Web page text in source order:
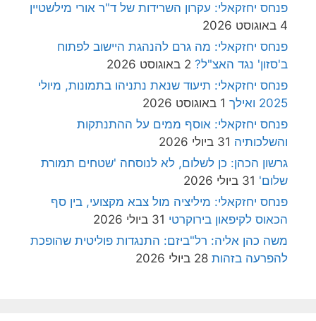
פנחס יחזקאלי: עקרון השרידות של ד"ר אורי מילשטיין
4 באוגוסט 2026
פנחס יחזקאלי: מה גרם להנהגת היישוב לפתוח
ב'סזון' נגד האצ"ל? 2 באוגוסט 2026
פנחס יחזקאלי: תיעוד שנאת נתניהו בתמונות, מיולי
2025 ואילך
1 באוגוסט 2026
פנחס יחזקאלי: אוסף ממים על ההתנתקות
והשלכותיה 31 ביולי 2026
גרשון הכהן: כן לשלום, לא לנוסחה 'שטחים תמורת
שלום' 31 ביולי 2026
פנחס יחזקאלי: מיליציה מול צבא מקצועי, בין סף
הכאוס לקיפאון בירוקרטי 31 ביולי 2026
משה כהן אליה: רל"ביזם: התנגדות פוליטית שהופכת
להפרעה בזהות 28 ביולי 2026